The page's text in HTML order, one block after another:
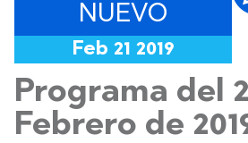
NUEVO
Feb 21 2019
Programa del
Febrero de